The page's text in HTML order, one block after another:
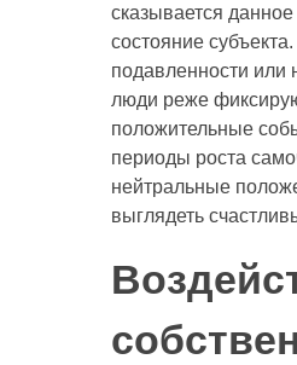
сказывается
состояние
подавленности или
люди реже
положительные
периоды роста
нейтральные
выглядеть